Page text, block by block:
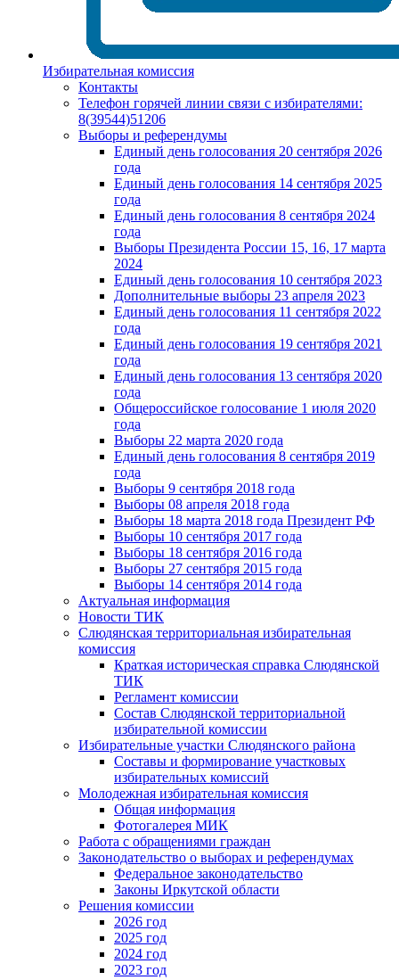
Избирательная комиссия
Контакты
Телефон горячей линии связи с избирателями:
8(39544)51206
Выборы и референдумы
Единый день голосования 20 сентября 2026
года
Единый день голосования 14 сентября 2025
года
Единый день голосования 8 сентября 2024
года
Выборы Президента России 15, 16, 17 марта
2024
Единый день голосования 10 сентября 2023
Дополнительные выборы 23 апреля 2023
Единый день голосования 11 сентября 2022
года
Единый день голосования 19 сентября 2021
года
Единый день голосования 13 сентября 2020
года
Общероссийское голосование 1 июля 2020
года
Выборы 22 марта 2020 года
Единый день голосования 8 сентября 2019
года
Выборы 9 сентября 2018 года
Выборы 08 апреля 2018 года
Выборы 18 марта 2018 года Президент РФ
Выборы 10 сентября 2017 года
Выборы 18 сентября 2016 года
Выборы 27 сентября 2015 года
Выборы 14 сентября 2014 года
Актуальная информация
Новости ТИК
Слюдянская территориальная избирательная
комиссия
Краткая историческая справка Слюдянской
ТИК
Регламент комиссии
Состав Слюдянской территориальной
избирательной комиссии
Избирательные участки Слюдянского района
Составы и формирование участковых
избирательных комиссий
Молодежная избирательная комиссия
Общая информация
Фотогалерея МИК
Работа с обращениями граждан
Законодательство о выборах и референдумах
Федеральное законодательство
Законы Иркутской области
Решения комиссии
2026 год
2025 год
2024 год
2023 год